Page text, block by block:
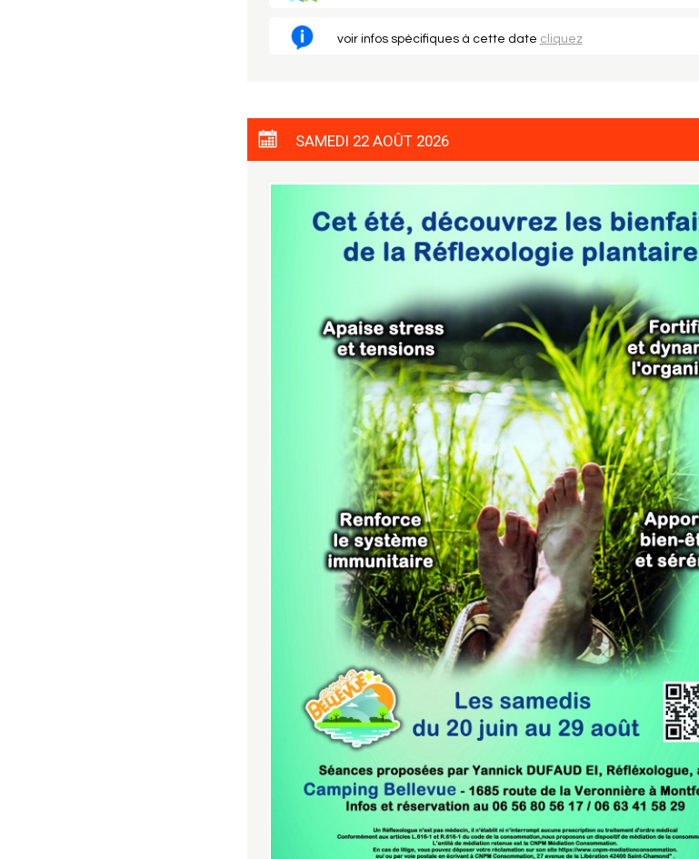
voir infos spécifiques à cette date cliquez
SAMEDI 22 AOÛT 2026